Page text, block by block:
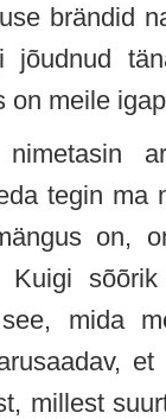
brändid
jõudnud
meile
tegin ma
on,
Kuigi
mida
millest